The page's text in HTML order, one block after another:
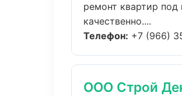
ремонт квартир
качественно....
Телефон: +7 (966)
ООО Строй